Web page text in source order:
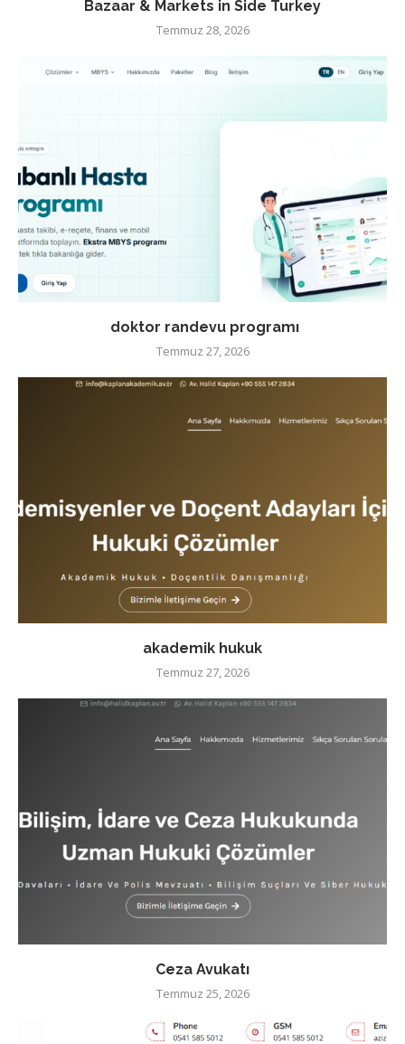
Bazaar & Markets in Side Turkey
Temmuz 28, 2026
doktor randevu programı
Temmuz 27, 2026
akademik hukuk
Temmuz 27, 2026
Ceza Avukatı
Temmuz 25, 2026